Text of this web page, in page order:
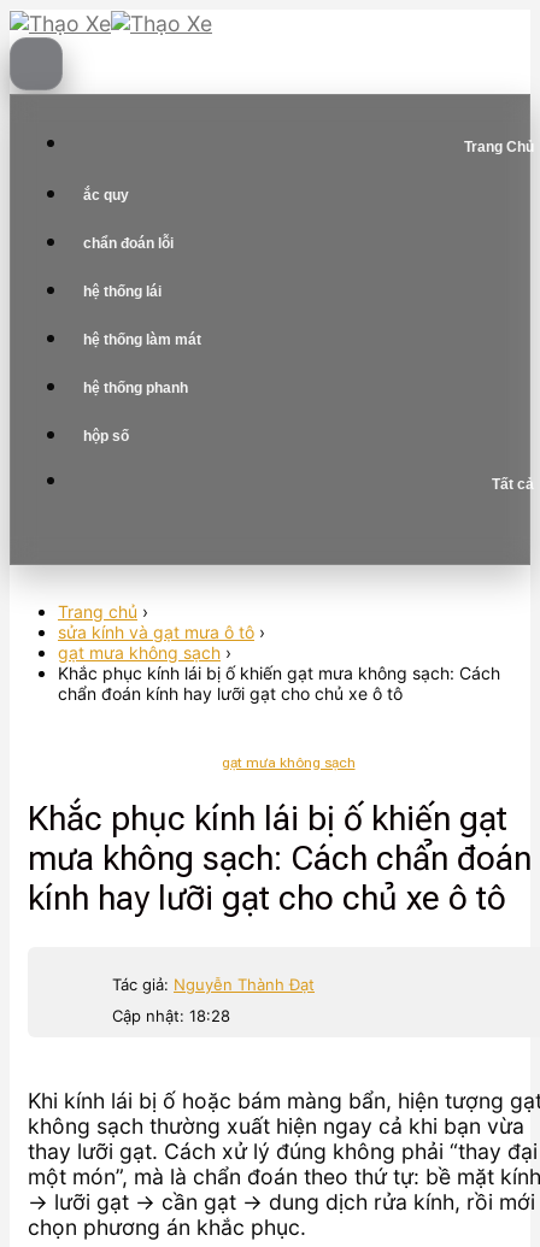
Skip
to
content
Trang Chủ
ắc quy
chẩn đoán lỗi
hệ thống lái
hệ thống làm mát
hệ thống phanh
hộp số
Tất cả
Trang chủ ›
sửa kính và gạt mưa ô tô ›
gạt mưa không sạch ›
Khắc phục kính lái bị ố khiến gạt mưa không sạch: Cách
chẩn đoán kính hay lưỡi gạt cho chủ xe ô tô
gạt mưa không sạch
Khắc phục kính lái bị ố khiến gạt
mưa không sạch: Cách chẩn đoán
kính hay lưỡi gạt cho chủ xe ô tô
Tác giả: Nguyễn Thành Đạt
Cập nhật: 18:28
Khi kính lái bị ố hoặc bám màng bẩn, hiện tượng
không sạch thường xuất hiện ngay cả khi bạn vừa
thay lưỡi gạt. Cách xử lý đúng không phải “thay đại
một món”, mà là chẩn đoán theo thứ tự: bề mặt kính
→ lưỡi gạt → cần gạt → dung dịch rửa kính, rồi mới
chọn phương án khắc phục.